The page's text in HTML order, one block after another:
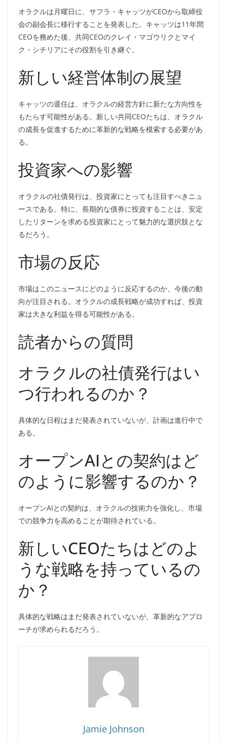
オラクルは月曜日に、サフラ・キャッツがCEOから取締役
会の副会長に移行することを発表した。キャッツは11年間
CEOを務めた後、共同CEOのクレイ・マゴウリクとマイ
ク・シチリアにその役割を引き継ぐ。
新しい経営体制の展望
キャッツの退任は、オラクルの経営方針に新たな方向性を
もたらす可能性がある。新しい共同CEOたちは、オラクル
の成長を促進するために革新的な戦略を模索する必要があ
る。
投資家への影響
オラクルの社債発行は、投資家にとっても注目すべきニュ
ースである。特に、長期的な債券に投資することは、安定
したリターンを求める投資家にとって魅力的な選択肢とな
るだろう。
市場の反応
市場はこのニュースにどのように反応するのか、今後の動
向が注目される。オラクルの成長戦略が成功すれば、投資
家は大きな利益を得る可能性がある。
読者からの質問
オラクルの社債発行はい
つ行われるのか？
具体的な日程はまだ発表されていないが、計画は進行中で
ある。
オープンAIとの契約はど
のように影響するのか？
オープンAIとの契約は、オラクルの技術力を強化し、市場
での競争力を高めることが期待されている。
新しいCEOたちはどのよ
うな戦略を持っているの
か？
具体的な戦略はまだ発表されていないが、革新的なアプロ
ーチが求められるだろう。
Jamie Johnson